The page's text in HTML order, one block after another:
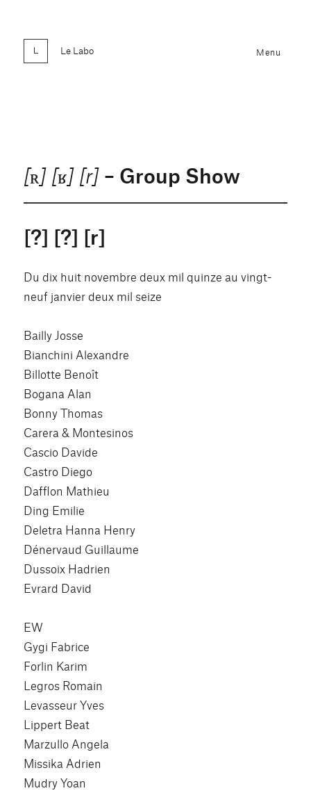
Le Labo Menu
[ʀ] [ʁ] [r] – Group Show
[?] [?] [r]
Du dix huit novembre deux mil quinze au vingt-
neuf janvier deux mil seize
Bailly Josse
Bianchini Alexandre
Billotte Benoît
Bogana Alan
Bonny Thomas
Carera & Montesinos
Cascio Davide
Castro Diego
Dafflon Mathieu
Ding Emilie
Deletra Hanna Henry
Dénervaud Guillaume
Dussoix Hadrien
Evrard David
EW
Gygi Fabrice
Forlin Karim
Legros Romain
Levasseur Yves
Lippert Beat
Marzullo Angela
Missika Adrien
Mudry Yoan